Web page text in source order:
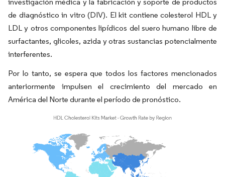
de diagnóstico in vitro (DIV). El kit contiene colesterol HDL y
LDL y otros componentes lipídicos del suero humano libre de
surfactantes, glicoles, azida y otras sustancias potencialmente
interferentes.
Por lo tanto, se espera que todos los factores mencionados
anteriormente impulsen el crecimiento del mercado en
América del Norte durante el período de pronóstico.